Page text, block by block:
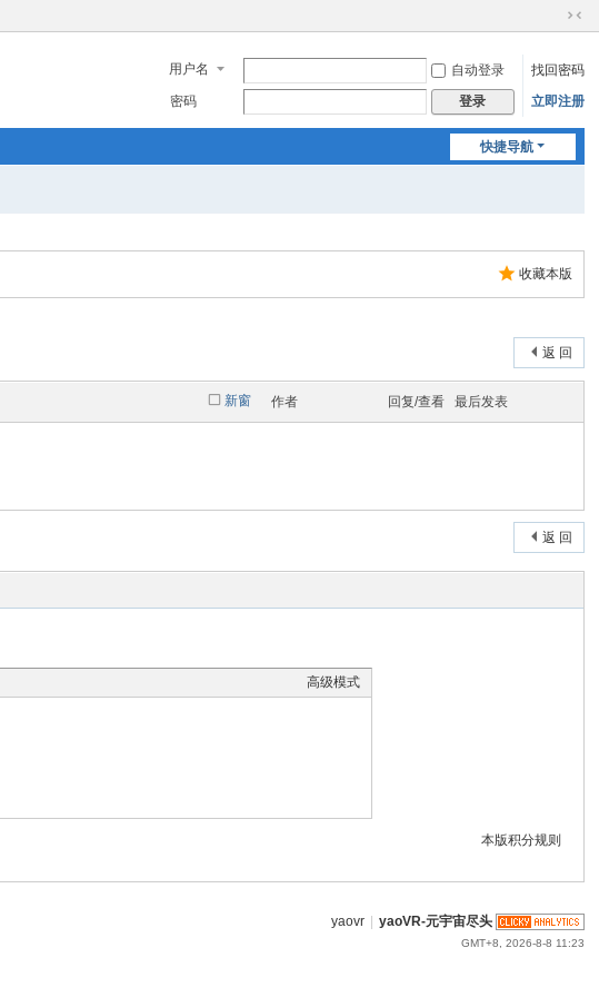
切
到
窄
用户名 自动登录
找回密码
密码
登录 立即注册
快捷导航
收藏本版
返 回
新窗 作者 回复/查看 最后发表
返 回
高级模式
本版积分规则
yaovr yaoVR-元宇宙尽头
GMT+8, 2026-8-8 11:23